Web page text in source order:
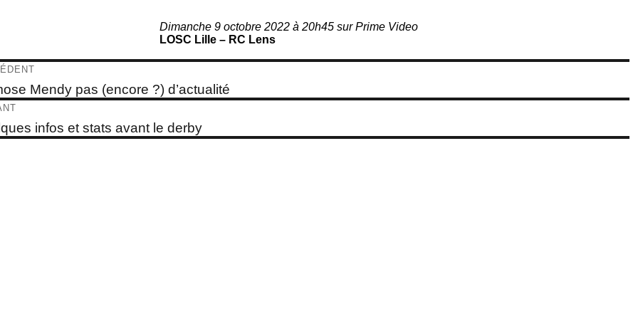
Dimanche 9 octobre 2022 à 20h45 sur Prime Video
LOSC Lille – RC Lens
:
Mendy pas (encore ?) d’actualité
:
infos et stats avant le derby